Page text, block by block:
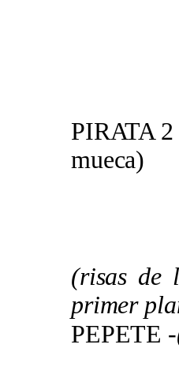
sólo
los
y se
PIRATA
mueca)
que
(risas de
primer
PEPETE